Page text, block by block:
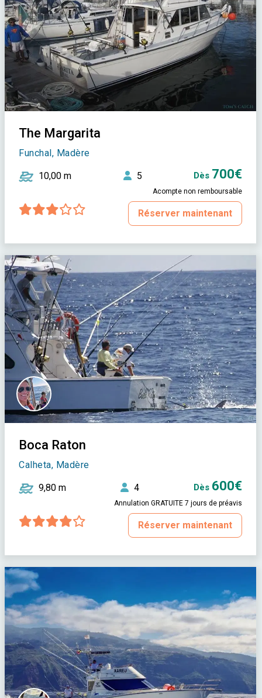
The Margarita
Funchal, Madère
10,00 m 5 Dès 700€
Acompte non remboursable
Réserver maintenant
Boca Raton
Calheta, Madère
9,80 m 4 Dès 600€
Annulation GRATUITE 7 jours de préavis
Réserver maintenant